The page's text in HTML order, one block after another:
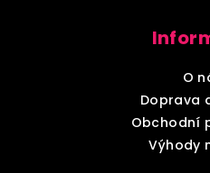
O
Doprava
Obchodní
Výhody